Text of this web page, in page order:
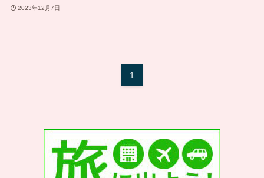
2023年12月7日
1